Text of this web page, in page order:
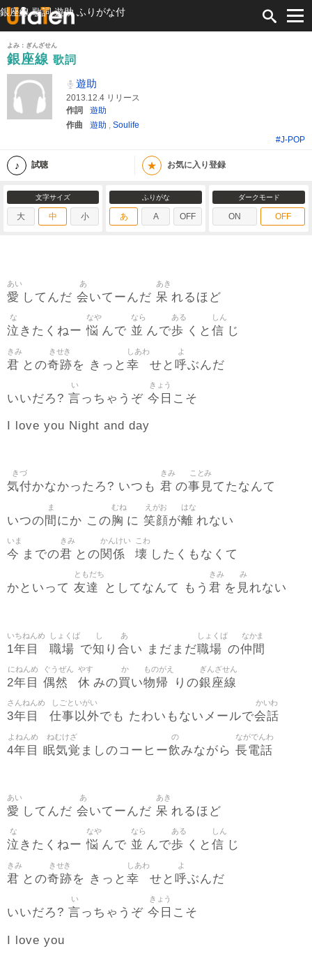
銀座線 歌詞 遊助 ふりがな付
よみ：ぎんざせん
銀座線 歌詞
遊助
2013.12.4 リリース
作詞
遊助
作曲
遊助 , Soulife
#J-POP
試聴 ★ お気に入り登録
文字サイズ
大 中 小
ふりがな
あ A OFF
ダークモード
ON OFF
愛
あい
してんだ 会
あ
いてーんだ 呆
あき
れるほど
泣
な
きたくねー悩
なや
んで 並
なら
んで歩
ある
くと 信
しん
じ
君
きみ
との奇跡
きせき
を きっと 幸
しあわ
せと 呼
よ
ぶんだ
いいだろ? 言
い
っちゃうぞ 今日
きょう
こそ
I love you Night and day
気付
きづ
かなかったろ? いつも 君
きみ
の事見
ことみ
てたなんて
いつの間
ま
にか この胸
むね
に 笑顔
えがお
が離
はな
れない
今
いま
までの君
きみ
との関係
かんけい
壊
こわ
したくもなくて
かといって 友達
ともだち
としてなんて もう 君
きみ
を 見
み
れない
1年目
いちねんめ
職場
しょくば
で知
し
り 合
あ
い まだまだ職場
しょくば
の仲間
なかま
2年目
にねんめ
偶然
ぐうぜん
休
やす
みの買
か
い物帰
ものがえ
りの銀座線
ぎんざせん
3年目
さんねんめ
仕事以外
しごといがい
でも たわいもないメールで会話
かいわ
4年目
よねんめ
眠気覚
ねむけざ
ましのコーヒー飲
の
みながら 長電話
ながでんわ
愛
あい
してんだ 会
あ
いてーんだ 呆
あき
れるほど
泣
な
きたくねー悩
なや
んで 並
なら
んで歩
ある
くと 信
しん
じ
君
きみ
との奇跡
きせき
を きっと 幸
しあわ
せと 呼
よ
ぶんだ
いいだろ? 言
い
っちゃうぞ 今日
きょう
こそ
I love you